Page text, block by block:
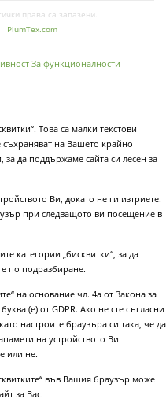
права са запазени.
PlumTex.com
За функционалности
Това са малки текстови
съхраняват на Вашето крайно
за да поддържаме сайта си лесен за
Ви, докато не ги изтриете.
при следващото ви посещение в
категории „бисквитки“, за да
по подразбиране.
на основание чл. 4а от Закона за
(е) от GDPR. Ако не сте съгласни
настроите браузъра си така, че да
на устройството Ви
или не.
във Вашия браузър може
за Вас.